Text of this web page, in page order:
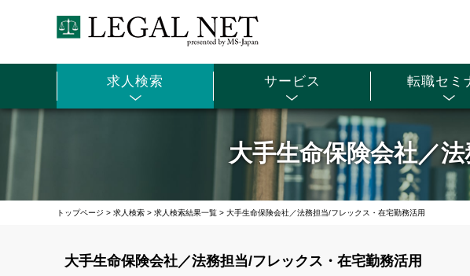
求人検索 サービス 転職セミ
大手生命保険会社／
トップページ > 求人検索 > 求人検索結果一覧 > 大手生命保険会社／法務担当/フレックス・在宅勤務活用
大手生命保険会社／法務担当/フレックス・在宅勤務活用